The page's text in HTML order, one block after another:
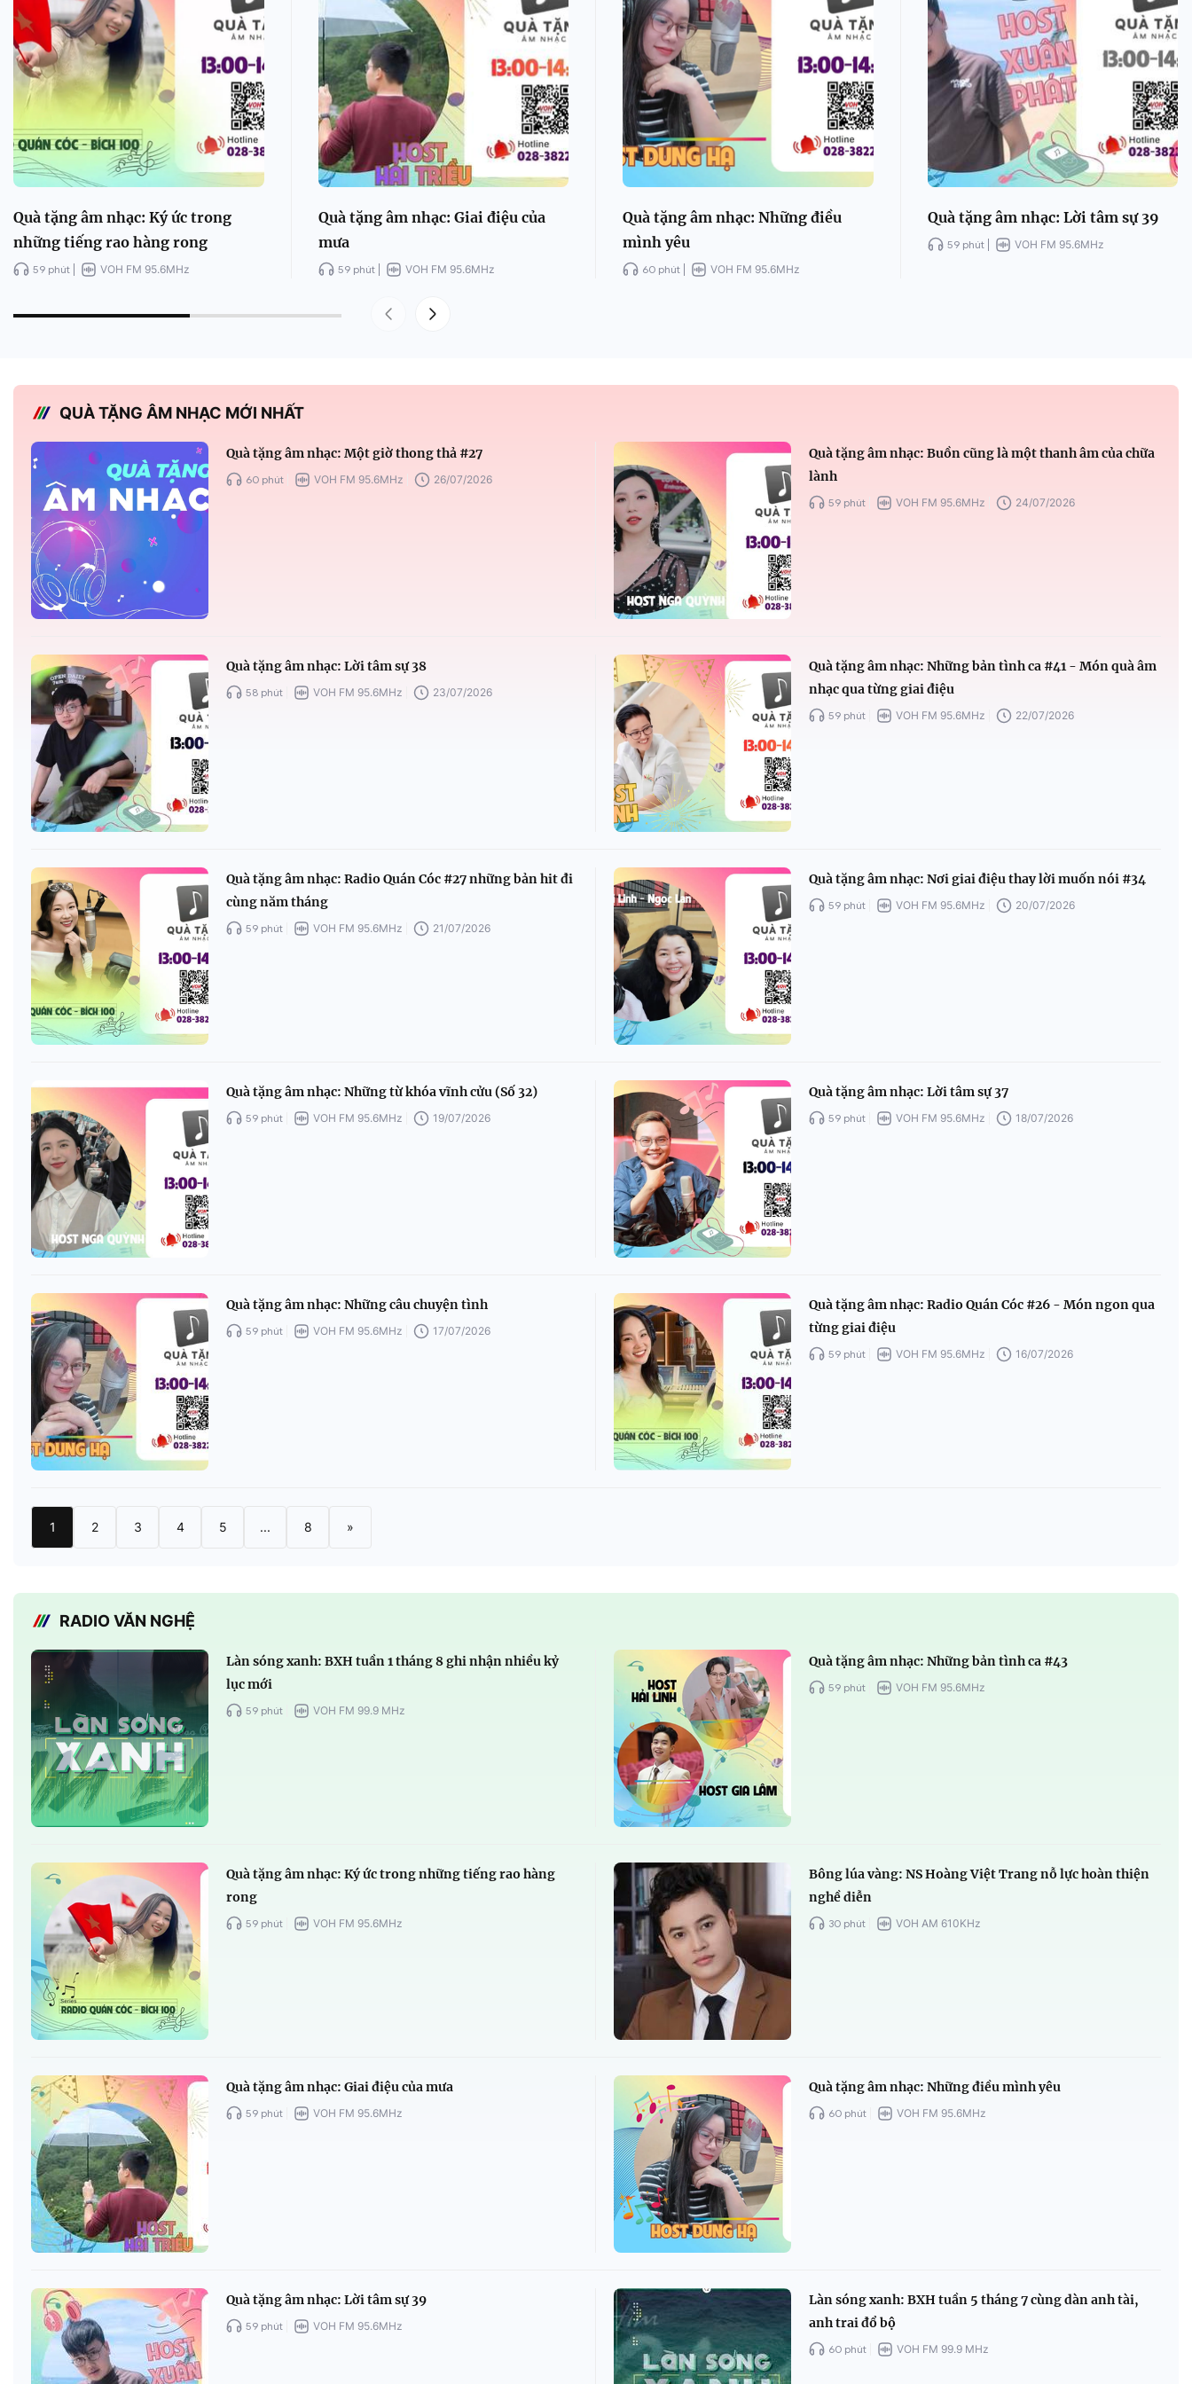
Quà tặng âm nhạc: Ký ức trong
những tiếng rao hàng rong
59 phút VOH FM 95.6MHz
Quà tặng âm nhạc: Giai điệu của
mưa
59 phút VOH FM 95.6MHz
Quà tặng âm nhạc: Những điều
mình yêu
60 phút VOH FM 95.6MHz
Quà tặng âm nhạc: Lời tâm sự 39
59 phút VOH FM 95.6MHz
QUÀ TẶNG ÂM NHẠC MỚI NHẤT
Quà tặng âm nhạc: Một giờ thong thả #27
60 phút VOH FM 95.6MHz 26/07/2026
Quà tặng âm nhạc: Buồn cũng là một thanh âm của chữa
lành
59 phút VOH FM 95.6MHz 24/07/2026
Quà tặng âm nhạc: Lời tâm sự 38
58 phút VOH FM 95.6MHz 23/07/2026
Quà tặng âm nhạc: Những bản tình ca #41 - Món quà âm
nhạc qua từng giai điệu
59 phút VOH FM 95.6MHz 22/07/2026
Quà tặng âm nhạc: Radio Quán Cóc #27 những bản hit đi
cùng năm tháng
59 phút VOH FM 95.6MHz 21/07/2026
Quà tặng âm nhạc: Nơi giai điệu thay lời muốn nói #34
59 phút VOH FM 95.6MHz 20/07/2026
Quà tặng âm nhạc: Những từ khóa vĩnh cửu (Số 32)
59 phút VOH FM 95.6MHz 19/07/2026
Quà tặng âm nhạc: Lời tâm sự 37
59 phút VOH FM 95.6MHz 18/07/2026
Quà tặng âm nhạc: Những câu chuyện tình
59 phút VOH FM 95.6MHz 17/07/2026
Quà tặng âm nhạc: Radio Quán Cóc #26 - Món ngon qua
từng giai điệu
59 phút VOH FM 95.6MHz 16/07/2026
1 2 3 4 5 ... 8 »
RADIO VĂN NGHỆ
Làn sóng xanh: BXH tuần 1 tháng 8 ghi nhận nhiều kỷ
lục mới
59 phút VOH FM 99.9 MHz
Quà tặng âm nhạc: Những bản tình ca #43
59 phút VOH FM 95.6MHz
Quà tặng âm nhạc: Ký ức trong những tiếng rao hàng
rong
59 phút VOH FM 95.6MHz
Bông lúa vàng: NS Hoàng Việt Trang nỗ lực hoàn thiện
nghề diễn
30 phút VOH AM 610KHz
Quà tặng âm nhạc: Giai điệu của mưa
59 phút VOH FM 95.6MHz
Quà tặng âm nhạc: Những điều mình yêu
60 phút VOH FM 95.6MHz
Quà tặng âm nhạc: Lời tâm sự 39
59 phút VOH FM 95.6MHz
Làn sóng xanh: BXH tuần 5 tháng 7 cùng dàn anh tài,
anh trai đổ bộ
60 phút VOH FM 99.9 MHz